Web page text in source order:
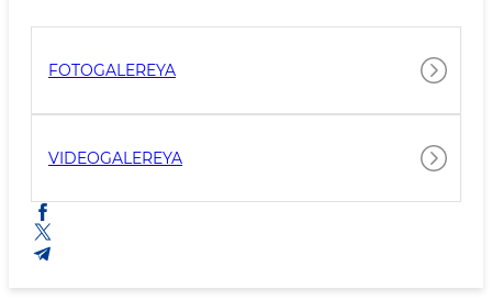
FOTOGALEREYA
VIDEOGALEREYA